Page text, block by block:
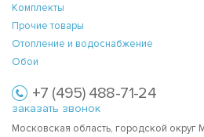
Комплекты
Прочие товары
Отопление и водоснабжение
Обои
+7 (495) 488-71-24
заказать звонок
Московская область, городской округ